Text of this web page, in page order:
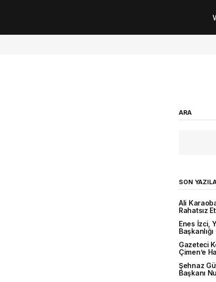
ARA
SON
Ali
Rahatsız
Enes İzci,
Gazeteci
Çimen’e
Şehnaz
Başkanı